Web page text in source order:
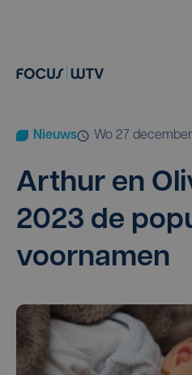
Nieuws wo 27
Arthur en
2023 de
voornamen